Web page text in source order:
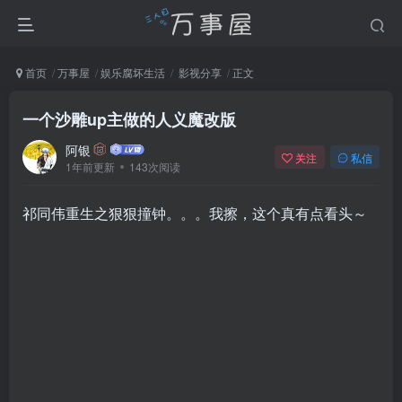
首页 万事屋 娱乐腐坏生活 影视分享 正文
一个沙雕up主做的人义魔改版
阿银
1年前更新 143次阅读
关注 私信
祁同伟重生之狠狠撞钟。。。我擦，这个真有点看头～